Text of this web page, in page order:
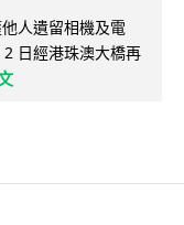
人遺留相機及電
日經港珠澳大橋再